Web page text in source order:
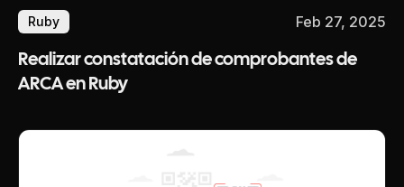
Ruby Feb 27, 2025
Realizar constatación de comprobantes de
ARCA en Ruby